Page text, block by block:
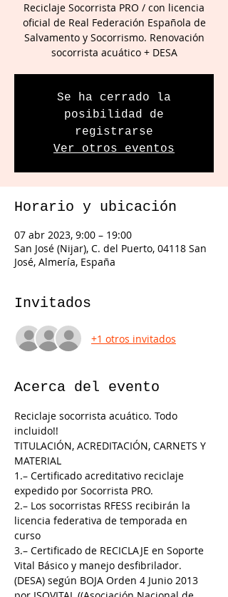
Reciclaje Socorrista PRO / con licencia
oficial de Real Federación Española de
Salvamento y Socorrismo. Renovación
socorrista acuático + DESA
Se ha cerrado la
posibilidad de
registrarse
Ver otros eventos
Horario y ubicación
07 abr 2023, 9:00 – 19:00
San José (Nijar), C. del Puerto, 04118 San
José, Almería, España
Invitados
+1 otros invitados
Acerca del evento
Reciclaje socorrista acuático. Todo
incluido!!
TITULACIÓN, ACREDITACIÓN, CARNETS Y
MATERIAL
1.– Certificado acreditativo reciclaje
expedido por Socorrista PRO.
2.– Los socorristas RFESS recibirán la
licencia federativa de temporada en
curso
3.– Certificado de RECICLAJE en Soporte
Vital Básico y manejo desfibrilador.
(DESA) según BOJA Orden 4 Junio 2013